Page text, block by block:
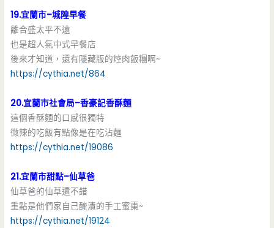
19.宜蘭市–城隍早餐
離合盛太平不遠
也是超人氣中式早餐店
後來才知道，還有隱藏版的焢肉飯糰啊~
https://cythia.net/864
20.宜蘭市社會局–香豪記香酥麵
這個香酥麵的口感很獨特
微辣的吃飯有點像是在吃沾麵
https://cythia.net/19086
21.宜蘭市甜點–仙草爸
仙草爸的仙草還不錯
重點是他們家自己醃漬的手工蜜棗~
https://cythia.net/19124